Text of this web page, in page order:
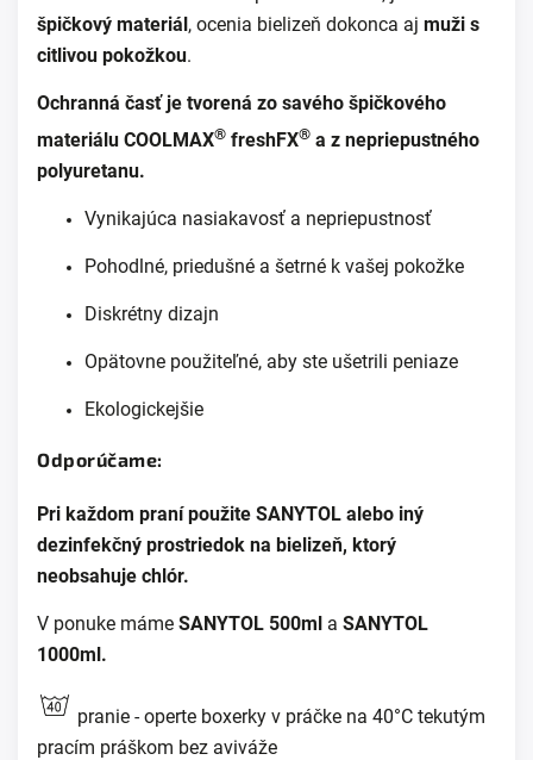
špičkový materiál, ocenia bielizeň dokonca aj muži s
citlivou pokožkou.
Ochranná časť je tvorená zo savého špičkového
materiálu COOLMAX® freshFX® a z nepriepustného
polyuretanu.
Vynikajúca nasiakavosť a nepriepustnosť
Pohodlné, priedušné a šetrné k vašej pokožke
Diskrétny dizajn
Opätovne použiteľné, aby ste ušetrili peniaze
Ekologickejšie
Odporúčame:
Pri každom praní použite SANYTOL alebo iný
dezinfekčný prostriedok na bielizeň, ktorý
neobsahuje chlór.
V ponuke máme SANYTOL 500ml a SANYTOL
1000ml.
pranie - operte boxerky v práčke na 40°C tekutým
pracím práškom bez aviváže